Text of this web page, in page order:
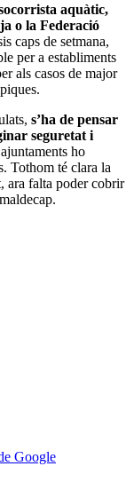
aquàtic,
o la Federació
caps de setmana,
per a establiments
als casos de major
s’ha de pensar
seguretat i
ho
Tothom té clara la
ara falta poder cobrir
Google